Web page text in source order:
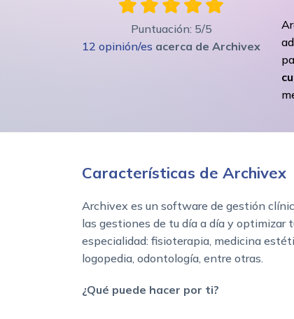
Puntuación: 5/5
12 opinión/es acerca de Archivex
Características de Archivex
Archivex es un software de gestión
las gestiones de tu día a día y optimizar
especialidad: fisioterapia, medicina
logopedia, odontología, entre otras.
¿Qué puede hacer por ti?